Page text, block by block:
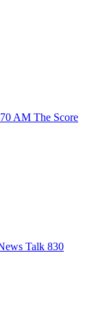
AM The Score
Talk 830